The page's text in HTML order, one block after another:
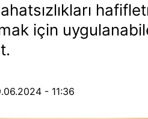
için
- 11:36